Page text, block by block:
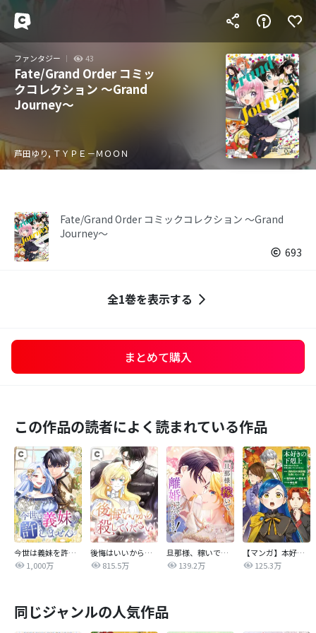
ファンタジー 43
Fate/Grand Order コミッ
クコレクション ～Grand
Journey～
芦田ゆり, ＴＹＰＥ－ＭＯＯＮ
Fate/Grand Order コミックコレクション ～Grand
Journey～
693
全1巻を表示する
まとめて購入
この作品の読者によく読まれている作品
今世は義妹を許しません
1,000万
後悔はいいから殺してください
815.5万
旦那様、稼いで離婚させていただきます！
139.2万
【マンガ】本好きの下剋上 第四部
125.3万
同じジャンルの人気作品